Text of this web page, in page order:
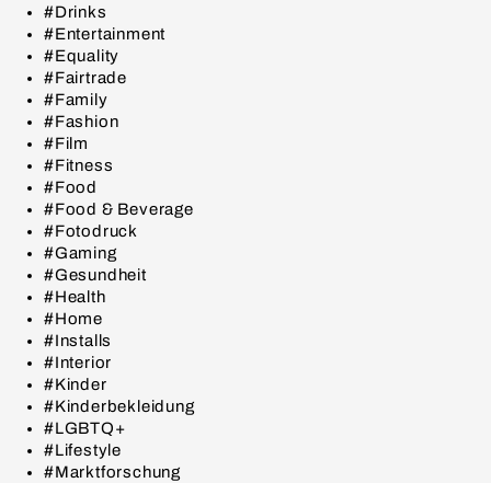
#Drinks
#Entertainment
#Equality
#Fairtrade
#Family
#Fashion
#Film
#Fitness
#Food
#Food & Beverage
#Fotodruck
#Gaming
#Gesundheit
#Health
#Home
#Installs
#Interior
#Kinder
#Kinderbekleidung
#LGBTQ+
#Lifestyle
#Marktforschung